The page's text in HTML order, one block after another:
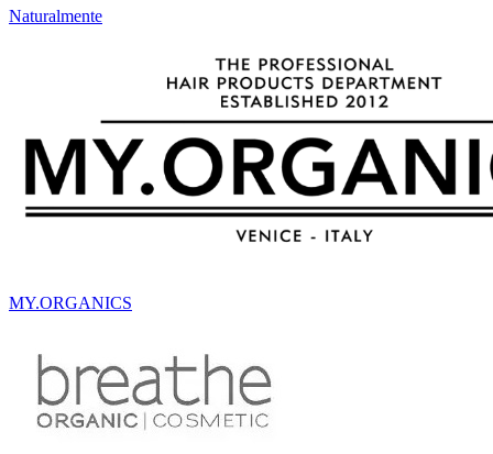
Naturalmente
MY.ORGANICS